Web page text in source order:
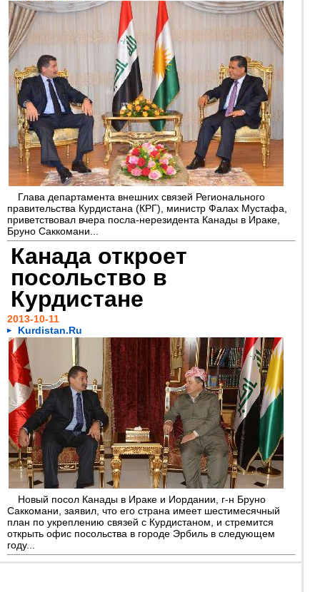
Глава департамента внешних связей Регионального
правительства Курдистана (КРГ), министр Фалах Мустафа,
приветствовал вчера посла-нерезидента Канады в Ираке,
Бруно Саккомани...
Канада откроет
посольство в
Курдистане
2013-10-11
Kurdistan.Ru
Новый посол Канады в Ираке и Иордании, г-н Бруно
Саккомани, заявил, что его страна имеет шестимесячный
план по укреплению связей с Курдистаном, и стремится
открыть офис посольства в городе Эрбиль в следующем
году...